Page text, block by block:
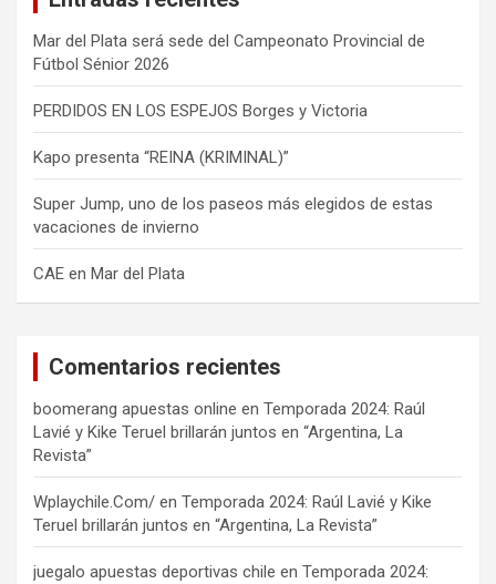
Mar del Plata será sede del Campeonato Provincial de
Fútbol Sénior 2026
PERDIDOS EN LOS ESPEJOS Borges y Victoria
Kapo presenta “REINA (KRIMINAL)”
Super Jump, uno de los paseos más elegidos de estas
vacaciones de invierno
CAE en Mar del Plata
Comentarios recientes
boomerang apuestas online en Temporada 2024: Raúl
Lavié y Kike Teruel brillarán juntos en “Argentina, La
Revista”
Wplaychile.Com/ en Temporada 2024: Raúl Lavié y Kike
Teruel brillarán juntos en “Argentina, La Revista”
juegalo apuestas deportivas chile en Temporada 2024: